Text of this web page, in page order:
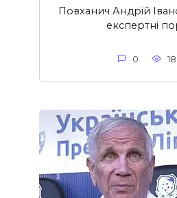
Повханич Андрій
експертні
0 18